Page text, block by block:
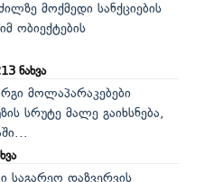
მოქმედი სანქციების
ობიექტების
ნახვა
მოლაპარაკებები
სრუტე მალე გაიხსნება,
დაზვერვის